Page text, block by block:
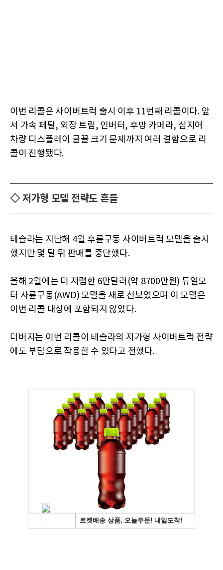
이번 리콜은 사이버트럭 출시 이후 11번째 리콜이다. 앞
서 가속 페달, 외장 트림, 인버터, 후방 카메라, 심지어
차량 디스플레이 글꼴 크기 문제까지 여러 결함으로 리
콜이 진행됐다.
◇ 저가형 모델 전략도 흔들
테슬라는 지난해 4월 후륜구동 사이버트럭 모델을 출시
했지만 몇 달 뒤 판매를 중단했다.
올해 2월에는 더 저렴한 6만달러(약 8700만원) 듀얼모
터 사륜구동(AWD) 모델을 새로 선보였으며 이 모델은
이번 리콜 대상에 포함되지 않았다.
더버지는 이번 리콜이 테슬라의 저가형 사이버트럭 전략
에도 부담으로 작용할 수 있다고 전했다.